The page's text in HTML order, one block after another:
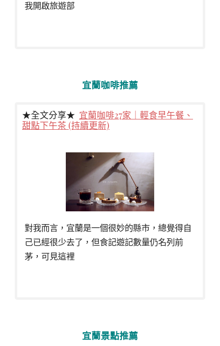
我開啟旅遊部
宜蘭咖啡推薦
★全文分享★ 宜蘭咖啡27家｜輕食早午餐、
甜點下午茶 (持續更新)
對我而言，宜蘭是一個很妙的縣市，總覺得自
己已經很少去了，但食記遊記數量仍名列前
茅，可見這裡
宜蘭景點推薦